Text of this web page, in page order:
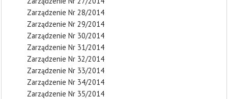
Zarządzenie Nr 28/2014
Zarządzenie Nr 29/2014
Zarządzenie Nr 30/2014
Zarządzenie Nr 31/2014
Zarządzenie Nr 32/2014
Zarządzenie Nr 33/2014
Zarządzenie Nr 34/2014
Zarządzenie Nr 35/2014